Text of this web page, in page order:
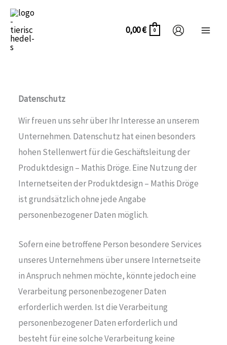
Zum
Inhalt
springen
0,00€ 0
Datenschutz
Wir freuen uns sehr über Ihr Interesse an unserem
Unternehmen. Datenschutz hat einen besonders
hohen Stellenwert für die Geschäftsleitung der
Produktdesign – Mathis Dröge. Eine Nutzung der
Internetseiten der Produktdesign – Mathis Dröge
ist grundsätzlich ohne jede Angabe
personenbezogener Daten möglich.
Sofern eine betroffene Person besondere Services
unseres Unternehmens über unsere Internetseite
in Anspruch nehmen möchte, könnte jedoch eine
Verarbeitung personenbezogener Daten
erforderlich werden. Ist die Verarbeitung
personenbezogener Daten erforderlich und
besteht für eine solche Verarbeitung keine